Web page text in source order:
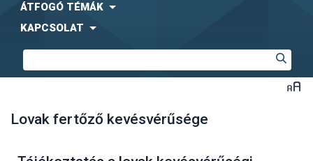
ÁTFOGÓ TÉMÁK
KAPCSOLAT
Lovak fertőző kevésvérűsége